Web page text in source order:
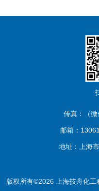
传真：（
邮箱：
地址：上海
版权所有©2026 上海技舟化工